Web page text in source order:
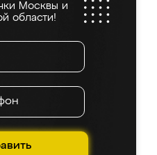
Москвы и
области!